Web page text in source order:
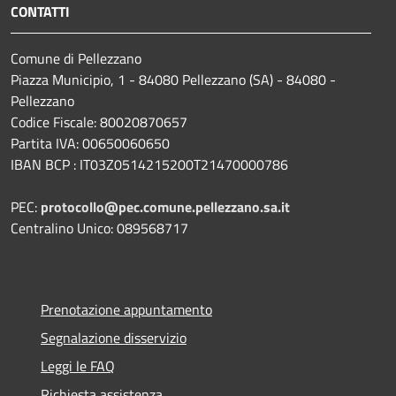
CONTATTI
Comune di Pellezzano
Piazza Municipio, 1 - 84080 Pellezzano (SA) - 84080 -
Pellezzano
Codice Fiscale: 80020870657
Partita IVA: 00650060650
IBAN BCP : IT03Z0514215200T21470000786
PEC: protocollo@pec.comune.pellezzano.sa.it
Centralino Unico: 089568717
Prenotazione appuntamento
Segnalazione disservizio
Leggi le FAQ